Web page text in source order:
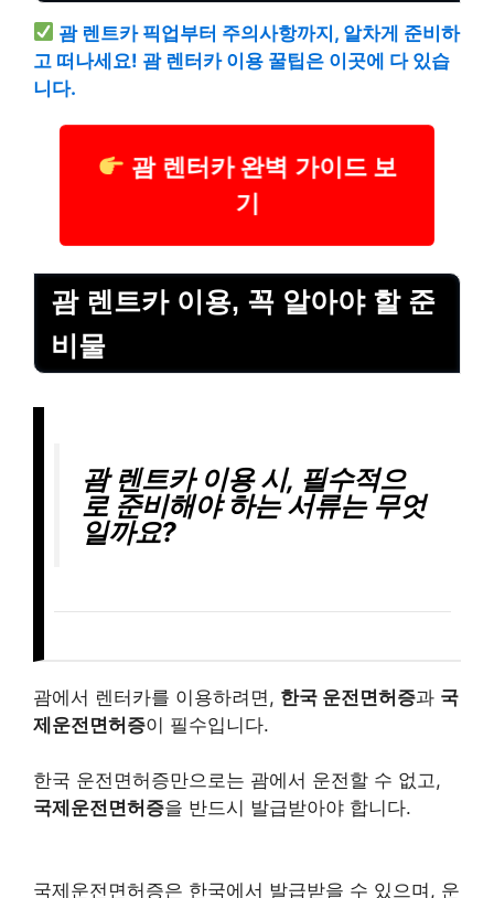
괌 렌트카 픽업부터 주의사항까지, 알차게 준비하
고 떠나세요! 괌 렌터카 이용 꿀팁은 이곳에 다 있습
니다.
괌 렌터카 완벽 가이드 보
기
괌 렌트카 이용, 꼭 알아야 할 준
비물
괌 렌트카 이용 시, 필수적으
로 준비해야 하는 서류는 무엇
일까요?
괌에서 렌터카를 이용하려면, 한국 운전면허증과 국
제운전면허증이 필수입니다.
한국 운전면허증만으로는 괌에서 운전할 수 없고,
국제운전면허증을 반드시 발급받아야 합니다.
국제운전면허증은 한국에서 발급받을 수 있으며, 운